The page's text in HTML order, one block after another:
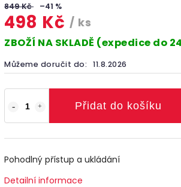
849 Kč –41 %
498 Kč / ks
ZBOŽÍ NA SKLADĚ (expedice do
Můžeme doručit do: 11.8.2026
Přidat do košíku
Pohodlný přístup a ukládání
Detailní informace